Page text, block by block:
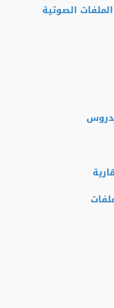
الصوتية